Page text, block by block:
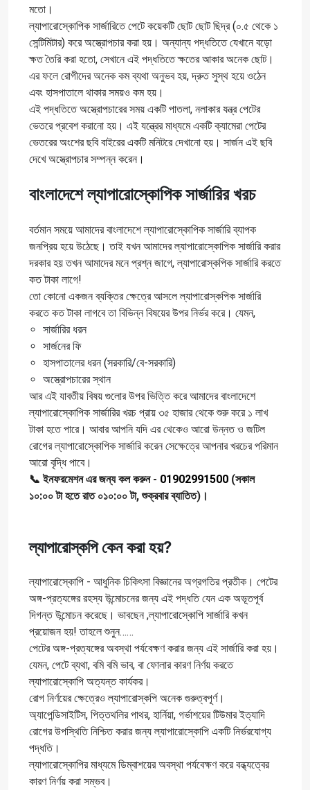
মতো।
ল্যাপারোস্কোপিক সার্জারিতে পেটে কয়েকটি ছোট ছোট ছিদ্র (০.৫ থেকে ১
সেন্টিমিটার) করে অস্ত্রোপচার করা হয়। অন্যান্য পদ্ধতিতে যেখানে বড়ো
ক্ষত তৈরি করা হতো, সেখানে এই পদ্ধতিতে ক্ষতের আকার অনেক ছোট।
এর ফলে রোগীদের অনেক কম ব্যথা অনুভব হয়, দ্রুত সুস্থ হয়ে ওঠেন
এবং হাসপাতালে থাকার সময়ও কম হয়।
এই পদ্ধতিতে অস্ত্রোপচারের সময় একটি পাতলা, নলাকার যন্ত্র পেটের
ভেতরে প্রবেশ করানো হয়। এই যন্ত্রের মাধ্যমে একটি ক্যামেরা পেটের
ভেতরের অংশের ছবি বাইরের একটি মনিটরে দেখানো হয়। সার্জন এই ছবি
দেখে অস্ত্রোপচার সম্পন্ন করেন।
বাংলাদেশে ল্যাপারোস্কোপিক সার্জারির খরচ
বর্তমান সময়ে আমাদের বাংলাদেশে ল্যাপারোস্কোপিক সার্জারি ব্যাপক
জনপ্রিয় হয়ে উঠেছে। তাই যখন আমাদের ল্যাপারোস্কোপিক সার্জারি করার
দরকার হয় তখন আমাদের মনে প্রশ্ন জাগে, ল্যাপারোস্কপিক সার্জারি করতে
কত টাকা লাগে!
তো কোনো একজন ব্যক্তির ক্ষেত্রে আসলে ল্যাপারোস্কপিক সার্জারি
করতে কত টাকা লাগবে তা বিভিন্ন বিষয়ের উপর নির্ভর করে। যেমন,
সার্জারির ধরন
সার্জনের ফি
হাসপাতালের ধরন (সরকারি/বে-সরকারি)
অস্ত্রোপচারের স্থান
আর এই যাবতীয় বিষয় গুলোর উপর ভিত্তি করে আমাদের বাংলাদেশে
ল্যাপারোস্কোপিক সার্জারির খরচ প্রায় ৩৫ হাজার থেকে শুরু করে ১ লাখ
টাকা হতে পারে। আবার আপনি যদি এর থেকেও আরো উন্নত ও জটিল
রোগের ল্যাপারোস্কোপিক সার্জারি করেন সেক্ষেত্রে আপনার খরচের পরিমান
আরো বৃদ্ধি পাবে।
📞 ইনফরমেশন এর জন্য কল করুন - 01902991500 (সকাল
১০:০০ টা হতে রাত ০১০:০০ টা, শুক্রবার ব্যাতিত)।
ল্যাপারোস্কপি কেন করা হয়?
ল্যাপারোস্কোপি - আধুনিক চিকিৎসা বিজ্ঞানের অগ্রগতির প্রতীক। পেটের
অঙ্গ-প্রত্যঙ্গের রহস্য উন্মোচনের জন্য এই পদ্ধতি যেন এক অভূতপূর্ব
দিগন্ত উন্মোচন করেছে। ভাবছেন ,ল্যাপারোস্কোপি সার্জারি কখন
প্রয়োজন হয়! তাহলে শুনুন……
পেটের অঙ্গ-প্রত্যঙ্গের অবস্থা পর্যবেক্ষণ করার জন্য এই সার্জারি করা হয়।
যেমন, পেটে ব্যথা, বমি বমি ভাব, বা ফোলার কারণ নির্ণয় করতে
ল্যাপারোস্কোপি অত্যন্ত কার্যকর।
রোগ নির্ণয়ের ক্ষেত্রেও ল্যাপারোস্কপি অনেক গুরুত্বপূর্ণ।
অ্যাপেন্ডিসাইটিস, পিত্তথলির পাথর, হার্নিয়া, গর্ভাশয়ের টিউমার ইত্যাদি
রোগের উপস্থিতি নিশ্চিত করার জন্য ল্যাপারোস্কোপি একটি নির্ভরযোগ্য
পদ্ধতি।
ল্যাপারোস্কোপির মাধ্যমে ডিম্বাশয়ের অবস্থা পর্যবেক্ষণ করে বন্ধ্যত্বের
কারণ নির্ণয় করা সম্ভব।